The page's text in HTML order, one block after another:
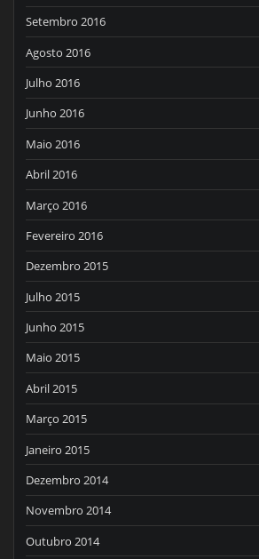
Setembro 2016
Agosto 2016
Julho 2016
Junho 2016
Maio 2016
Abril 2016
Março 2016
Fevereiro 2016
Dezembro 2015
Julho 2015
Junho 2015
Maio 2015
Abril 2015
Março 2015
Janeiro 2015
Dezembro 2014
Novembro 2014
Outubro 2014